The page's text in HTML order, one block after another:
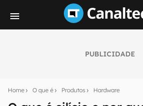
PUBLICIDADE
Home O que é Produtos Hardware
notícias e reviews sobre tecnologia